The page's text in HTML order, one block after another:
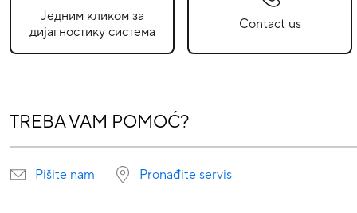
TREBA VAM POMOĆ?
Pišite nam Pronađite servis
Contact us
Једним кликом за
дијагностику система